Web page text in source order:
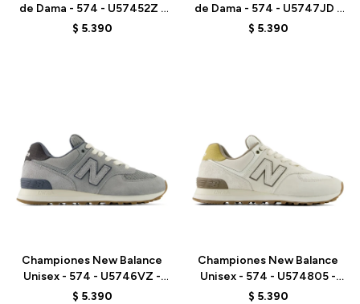
de Dama - 574 - U57452Z -
GREY
$ 5.390
de Dama - 574 - U5747JD -
GREY
$ 5.390
Championes New Balance
Unisex - 574 - U5746VZ -
BLUE
$ 5.390
Championes New Balance
Unisex - 574 - U574805 -
GREY
$ 5.390